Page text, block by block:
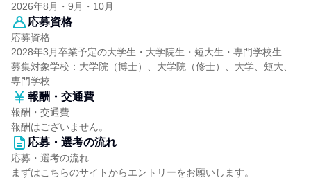
2026年8月・9月・10月
応募資格
応募資格
2028年3月卒業予定の大学生・大学院生・短大生・専門学校生
募集対象学校：大学院（博士）、大学院（修士）、大学、短大、
専門学校
報酬・交通費
報酬・交通費
報酬はございません。
応募・選考の流れ
応募・選考の流れ
まずはこちらのサイトからエントリーをお願いします。